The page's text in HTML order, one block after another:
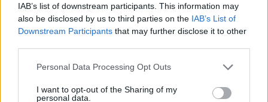
IAB’s list of downstream participants. This information may
also be disclosed by us to third parties on the IAB’s List of
Downstream Participants that may further disclose it to other
Personal Data Processing Opt Outs
I want to opt-out of the Sharing of my
personal data.